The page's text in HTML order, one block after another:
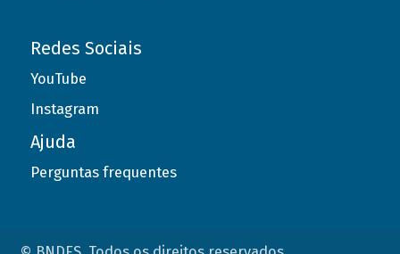
Redes Sociais
YouTube
Instagram
Ajuda
Perguntas frequentes